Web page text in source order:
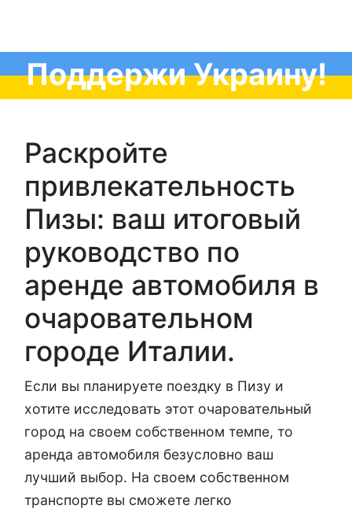
Поддержи Украину!
Раскройте
привлекательность
Пизы: ваш итоговый
руководство по
аренде автомобиля в
очаровательном
городе Италии.
Если вы планируете поездку в Пизу и
хотите исследовать этот очаровательный
город на своем собственном темпе, то
аренда автомобиля безусловно ваш
лучший выбор. На своем собственном
транспорте вы сможете легко